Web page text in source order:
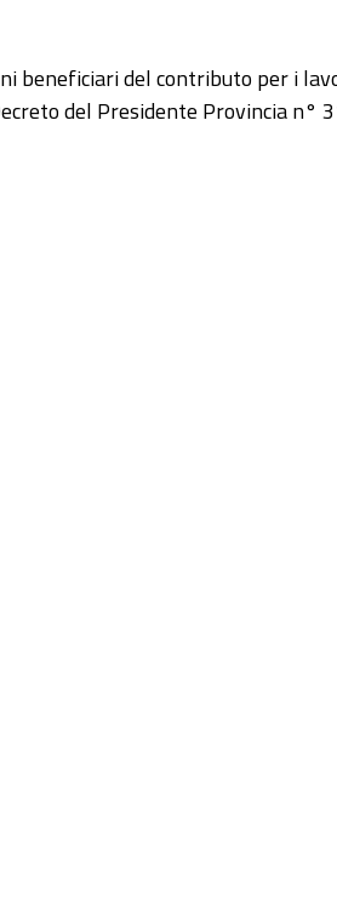
beneficiari del contributo per i
del Presidente Provincia n°